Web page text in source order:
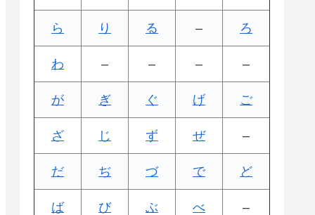
ら り る – ろ
わ – – – –
が ぎ ぐ げ ご
ざ じ ず ぜ –
だ ぢ づ で ど
ば び ぶ べ –